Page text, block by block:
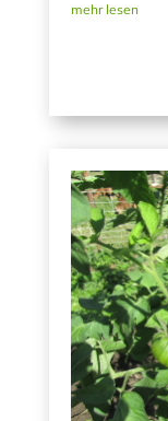
mehr lesen